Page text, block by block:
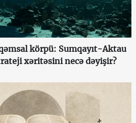
körpü: Sumqayıt-Aktau
xəritəsini necə dəyişir?